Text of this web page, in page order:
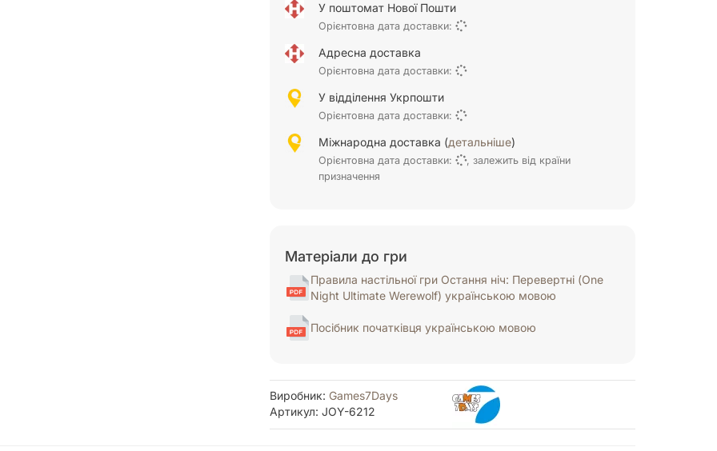
У поштомат Нової Пошти
Орієнтовна дата доставки:
Адресна доставка
Орієнтовна дата доставки:
У відділення Укрпошти
Орієнтовна дата доставки:
Міжнародна доставка (детальніше)
Орієнтовна дата доставки:
, залежить від країни
призначення
Матеріали до гри
Правила настільної гри Остання ніч: Перевертні (One
Night Ultimate Werewolf) українською мовою
Посібник початківця українською мовою
Виробник: Games7Days
Артикул: JOY-6212